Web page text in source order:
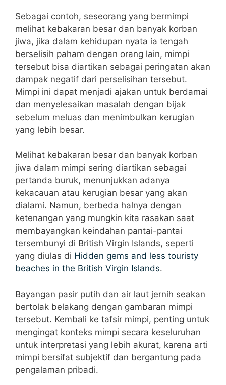
Sebagai contoh, seseorang yang bermimpi
melihat kebakaran besar dan banyak korban
jiwa, jika dalam kehidupan nyata ia tengah
berselisih paham dengan orang lain, mimpi
tersebut bisa diartikan sebagai peringatan akan
dampak negatif dari perselisihan tersebut.
Mimpi ini dapat menjadi ajakan untuk berdamai
dan menyelesaikan masalah dengan bijak
sebelum meluas dan menimbulkan kerugian
yang lebih besar.
Melihat kebakaran besar dan banyak korban
jiwa dalam mimpi sering diartikan sebagai
pertanda buruk, menunjukkan adanya
kekacauan atau kerugian besar yang akan
dialami. Namun, berbeda halnya dengan
ketenangan yang mungkin kita rasakan saat
membayangkan keindahan pantai-pantai
tersembunyi di British Virgin Islands, seperti
yang diulas di Hidden gems and less touristy
beaches in the British Virgin Islands.
Bayangan pasir putih dan air laut jernih seakan
bertolak belakang dengan gambaran mimpi
tersebut. Kembali ke tafsir mimpi, penting untuk
mengingat konteks mimpi secara keseluruhan
untuk interpretasi yang lebih akurat, karena arti
mimpi bersifat subjektif dan bergantung pada
pengalaman pribadi.